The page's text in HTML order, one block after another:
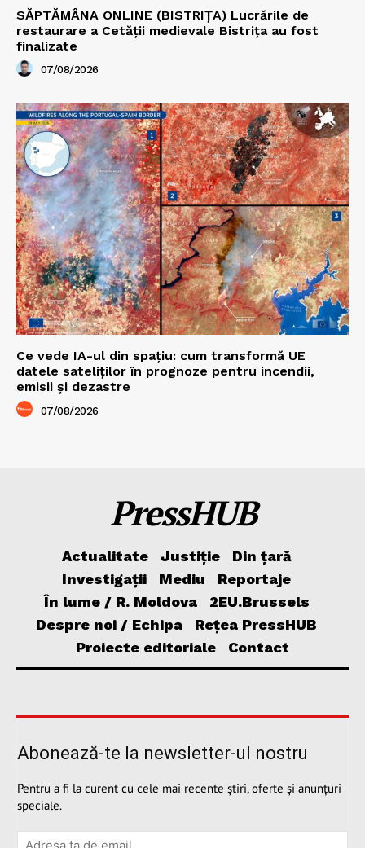
SĂPTĂMÂNA ONLINE (BISTRIȚA) Lucrările de
restaurare a Cetăţii medievale Bistriţa au fost
finalizate
07/08/2026
Ce vede IA-ul din spațiu: cum transformă UE
datele sateliților în prognoze pentru incendii,
emisii și dezastre
07/08/2026
PressHUB
Actualitate Justiție
Din țară
Investigații
Mediu
Reportaje
În lume / R. Moldova
2EU.Brussels
Despre noi / Echipa
Rețea PressHUB
Proiecte editoriale
Contact
Abonează-te la newsletter-ul nostru
Pentru a fi la curent cu cele mai recente știri, oferte și anunțuri
speciale.